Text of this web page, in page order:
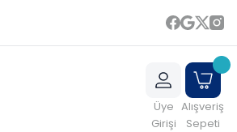
Üye
Girişi
Alışveriş
Sepeti